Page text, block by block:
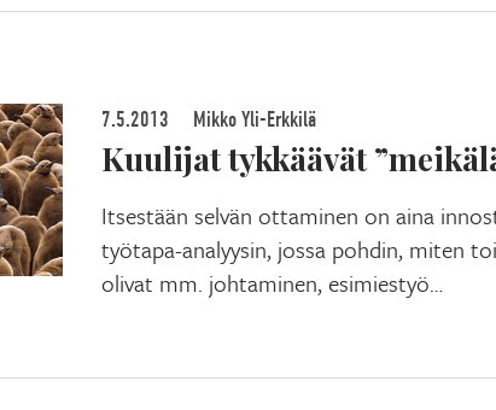
7.5.2013 Mikko Yli-Erkkilä
Kuulijat tykkäävät
Itsestään selvän ottaminen on aina
työtapa-analyysin, jossa pohdin, miten
olivat mm. johtaminen, esimiestyö…